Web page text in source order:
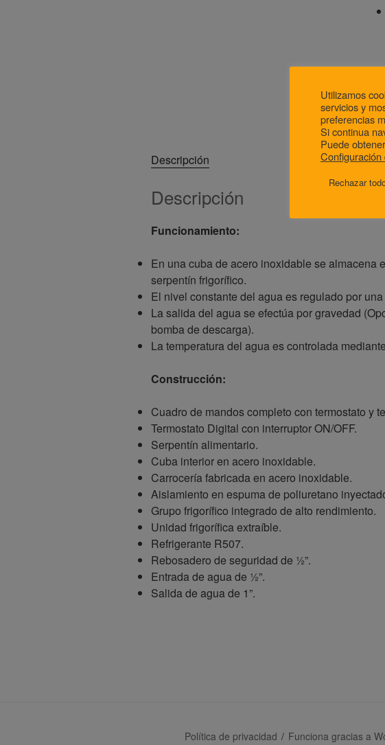
Descripción
Descripción
Funcionamiento:
En una cuba de acero inoxidable se almacena
serpentín frigorífico.
El nivel constante del agua es regulado por
La salida del agua se efectúa por gravedad
bomba de descarga).
La temperatura del agua es controlada
Construcción:
Cuadro de mandos completo con termostato y
Termostato Digital con interruptor ON/OFF.
Serpentín alimentario.
Cuba interior en acero inoxidable.
Carrocería fabricada en acero inoxidable.
Aislamiento en espuma de poliuretano
Grupo frigorífico integrado de alto rendimiento.
Unidad frigorífica extraíble.
Refrigerante R507.
Rebosadero de seguridad de ½”.
Entrada de agua de ½”.
Salida de agua de 1”.
Política de privacidad Funciona gracias a
Utilizamos
servicios y
preferencias
Si continua
Puede
Configuración
Rechazar